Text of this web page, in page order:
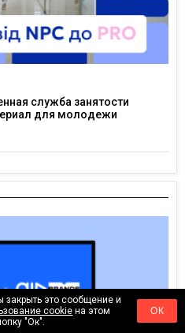
служба занятости
для молодежи
закрыть это сообщение и
cookie на этом
"Ок".
ОК